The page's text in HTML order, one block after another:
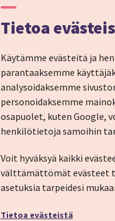
Tietoa
Käytämme evästeitä ja
parantaaksemme
analysoidaksemme
personoidaksemme
osapuolet, kuten Google,
henkilötietoja samoihin
Voit hyväksyä kaikki
välttämättömät evästeet
asetuksia tarpeidesi
Tietoa evästeistä